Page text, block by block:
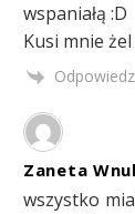
wspaniałą :D
Kusi mnie
Odpowiedz
Zaneta
wszystko